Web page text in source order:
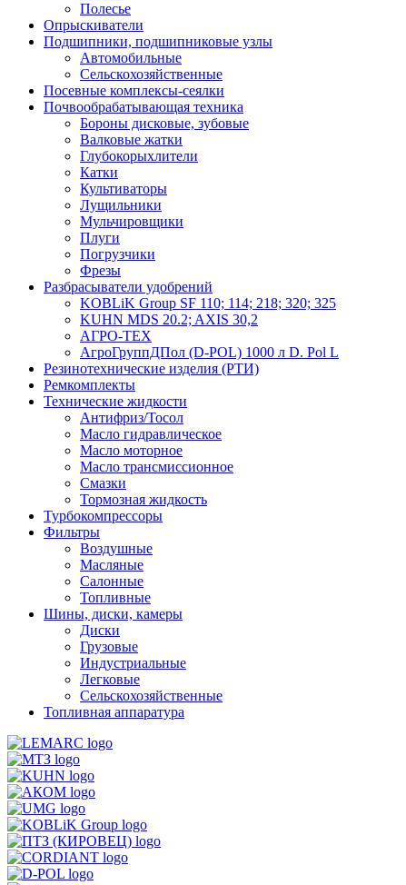
Полесье
Опрыскиватели
Подшипники, подшипниковые узлы
Автомобильные
Сельскохозяйственные
Посевные комплексы-сеялки
Почвообрабатывающая техника
Бороны дисковые, зубовые
Валковые жатки
Глубокорыхлители
Катки
Культиваторы
Лущильники
Мульчировщики
Плуги
Погрузчики
Фрезы
Разбрасыватели удобрений
KOBLiK Group SF 110; 114; 218; 320; 325
KUHN MDS 20.2; AXIS 30,2
АГРО-ТЕХ
АгроГруппДПол (D-POL) 1000 л D. Pol L
Резинотехнические изделия (РТИ)
Ремкомплекты
Технические жидкости
Антифриз/Тосол
Масло гидравлическое
Масло моторное
Масло трансмиссионное
Смазки
Тормозная жидкость
Турбокомпрессоры
Фильтры
Воздушные
Масляные
Салонные
Топливные
Шины, диски, камеры
Диски
Грузовые
Индустриальные
Легковые
Сельскохозяйственные
Топливная аппаратура